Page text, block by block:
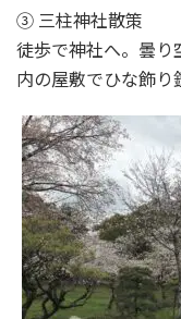
③ 三柱神社散策
徒歩で神社へ。曇
内の屋敷でひな飾り